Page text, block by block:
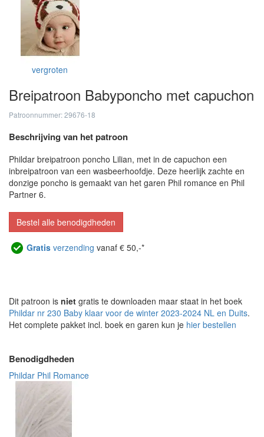
vergroten
Breipatroon Babyponcho met capuchon
Patroonnummer: 29676-18
Beschrijving van het patroon
Phildar breipatroon poncho Lilian, met in de capuchon een
inbreipatroon van een wasbeerhoofdje. Deze heerlijk zachte en
donzige poncho is gemaakt van het garen Phil romance en Phil
Partner 6.
Bestel alle benodigdheden
Gratis verzending vanaf € 50,-*
Dit patroon is niet gratis te downloaden maar staat in het boek
Phildar nr 230 Baby klaar voor de winter 2023-2024 NL en Duits.
Het complete pakket incl. boek en garen kun je hier bestellen
Benodigdheden
Phildar Phil Romance